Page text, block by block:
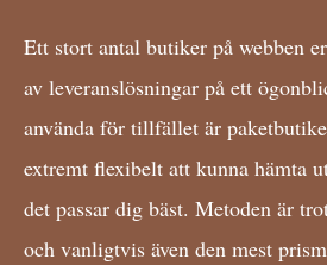
Ett stort antal butiker på webben
av leveranslösningar på ett
använda för tillfället är
extremt flexibelt att kunna hämta
det passar dig bäst. Metoden är
och vanligtvis även den mest